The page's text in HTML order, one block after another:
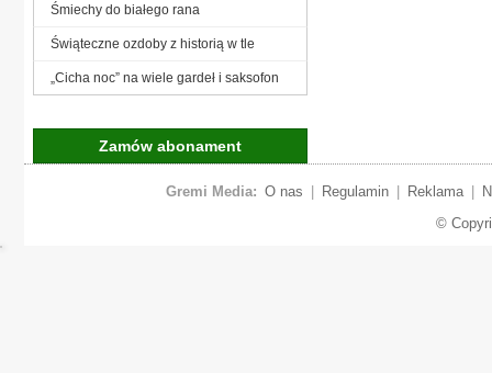
Śmiechy do białego rana
Świąteczne ozdoby z historią w tle
„Cicha noc” na wiele gardeł i saksofon
Zamów abonament
Gremi Media: O nas Regulamin Reklama
©